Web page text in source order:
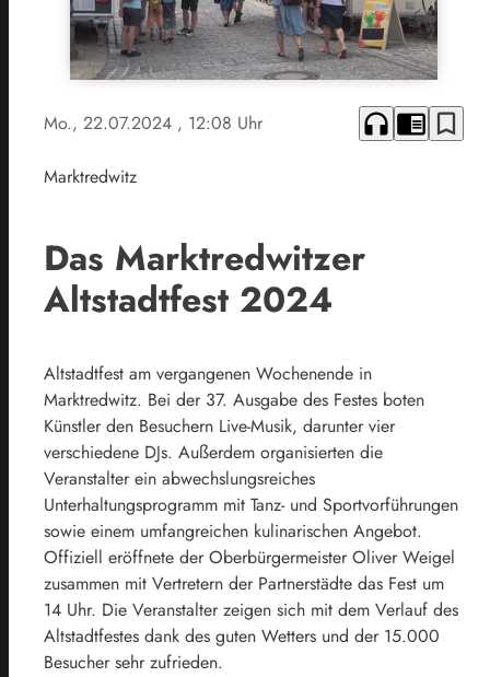
Mo., 22.07.2024 , 12:08 Uhr headphones chrome_reader_mode bookmark_border
Marktredwitz
Das Marktredwitzer
Altstadtfest 2024
Altstadtfest am vergangenen Wochenende in
Marktredwitz. Bei der 37. Ausgabe des Festes boten
Künstler den Besuchern Live-Musik, darunter vier
verschiedene DJs. Außerdem organisierten die
Veranstalter ein abwechslungsreiches
Unterhaltungsprogramm mit Tanz- und Sportvorführungen
sowie einem umfangreichen kulinarischen Angebot.
Offiziell eröffnete der Oberbürgermeister Oliver Weigel
zusammen mit Vertretern der Partnerstädte das Fest um
14 Uhr. Die Veranstalter zeigen sich mit dem Verlauf des
Altstadtfestes dank des guten Wetters und der 15.000
Besucher sehr zufrieden.